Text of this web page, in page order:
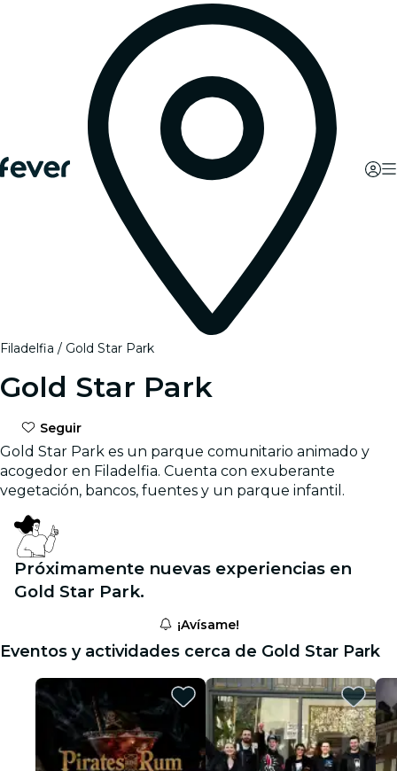
Filadelfia Gold Star Park
Gold Star Park
Seguir
Gold Star Park es un parque comunitario animado y
acogedor en Filadelfia. Cuenta con exuberante
vegetación, bancos, fuentes y un parque infantil.
Próximamente nuevas experiencias en
Gold Star Park.
¡Avísame!
Eventos y actividades cerca de Gold Star Park